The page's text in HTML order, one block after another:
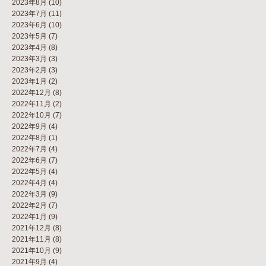
2023年8月 (10)
2023年7月 (11)
2023年6月 (10)
2023年5月 (7)
2023年4月 (8)
2023年3月 (3)
2023年2月 (3)
2023年1月 (2)
2022年12月 (8)
2022年11月 (2)
2022年10月 (7)
2022年9月 (4)
2022年8月 (1)
2022年7月 (4)
2022年6月 (7)
2022年5月 (4)
2022年4月 (4)
2022年3月 (9)
2022年2月 (7)
2022年1月 (9)
2021年12月 (8)
2021年11月 (8)
2021年10月 (9)
2021年9月 (4)